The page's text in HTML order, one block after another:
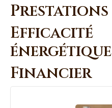
Prestations
Efficacité
énergétique
Financier